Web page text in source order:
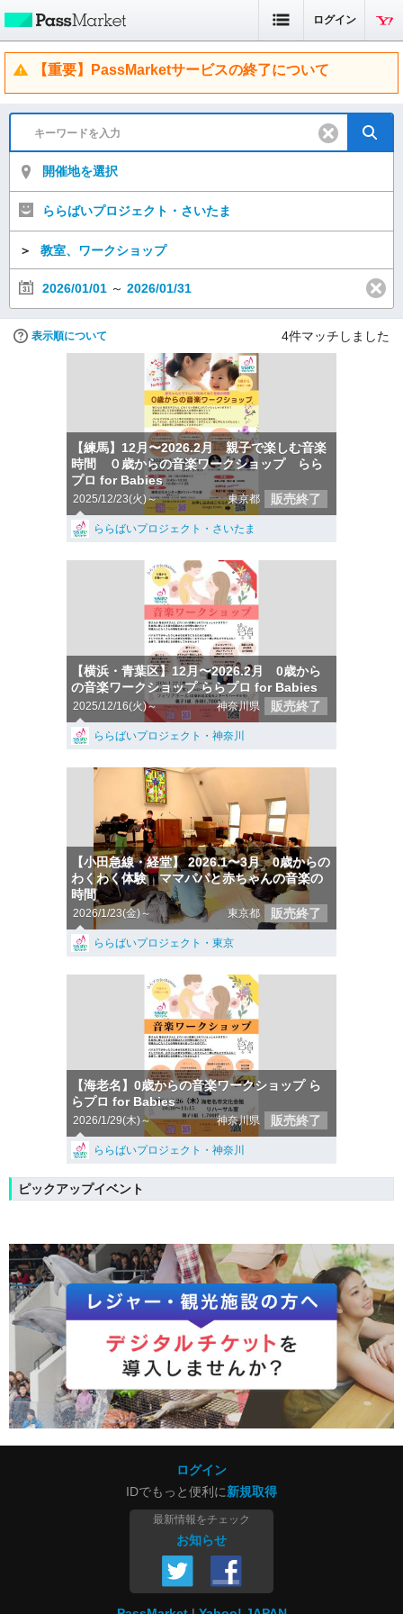
ログイン
【重要】PassMarketサービスの終了について
開催地を選択
ららばいプロジェクト・さいたま
＞ 教室、ワークショップ
2026/01/01 ～ 2026/01/31
表示順について 4件マッチしました
【練馬】12月〜2026.2月 親子で楽しむ音楽
時間 ０歳からの音楽ワークショップ らら
プロ for Babies
2025/12/23(火)～ 東京都 販売終了
ららばいプロジェクト・さいたま
【横浜・青葉区】12月〜2026.2月 0歳から
の音楽ワークショップ ららプロ for Babies
2025/12/16(火)～ 神奈川県 販売終了
ららばいプロジェクト・神奈川
【小田急線・経堂】 2026.1〜3月 0歳からの
わくわく体験 ママパパと赤ちゃんの音楽の
時間
2026/1/23(金)～ 東京都 販売終了
ららばいプロジェクト・東京
【海老名】0歳からの音楽ワークショップ ら
らプロ for Babies
2026/1/29(木)～ 神奈川県 販売終了
ららばいプロジェクト・神奈川
ピックアップイベント
ログイン
IDでもっと便利に新規取得
最新情報をチェック
お知らせ